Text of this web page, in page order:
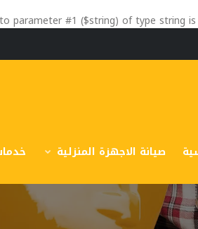
parameter #1 ($string) of type string
صيانة الاجهزة المنزلية